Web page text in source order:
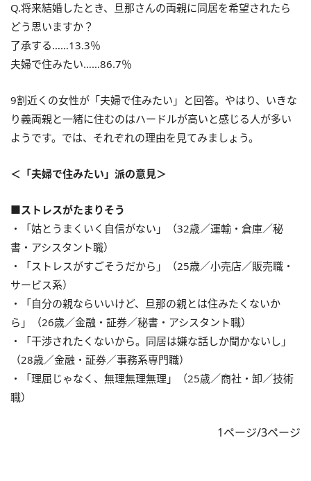
Q.将来結婚したとき、旦那さんの両親に同居を希望されたら
どう思いますか？
了承する……13.3％
夫婦で住みたい……86.7％
9割近くの女性が「夫婦で住みたい」と回答。やはり、いきな
り義両親と一緒に住むのはハードルが高いと感じる人が多い
ようです。では、それぞれの理由を見てみましょう。
＜「夫婦で住みたい」派の意見＞
■ストレスがたまりそう
・「姑とうまくいく自信がない」（32歳／運輸・倉庫／秘
書・アシスタント職）
・「ストレスがすごそうだから」（25歳／小売店／販売職・
サービス系）
・「自分の親ならいいけど、旦那の親とは住みたくないか
ら」（26歳／金融・証券／秘書・アシスタント職）
・「干渉されたくないから。同居は嫌な話しか聞かないし」
（28歳／金融・証券／事務系専門職）
・「理屈じゃなく、無理無理無理」（25歳／商社・卸／技術
職）
1ページ/3ページ